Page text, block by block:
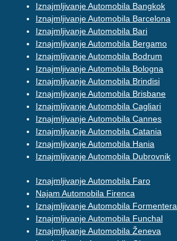
Iznajmljivanje Automobila Bangkok
Iznajmljivanje Automobila Barcelona
Iznajmljivanje Automobila Bari
Iznajmljivanje Automobila Bergamo
Iznajmljivanje Automobila Bodrum
Iznajmljivanje Automobila Bologna
Iznajmljivanje Automobila Brindisi
Iznajmljivanje Automobila Brisbane
Iznajmljivanje Automobila Cagliari
Iznajmljivanje Automobila Cannes
Iznajmljivanje Automobila Catania
Iznajmljivanje Automobila Hania
Iznajmljivanje Automobila Dubrovnik
Iznajmljivanje Automobila Faro
Najam Automobila Firenca
Iznajmljivanje Automobila Formentera
Iznajmljivanje Automobila Funchal
Iznajmljivanje Automobila Ženeva